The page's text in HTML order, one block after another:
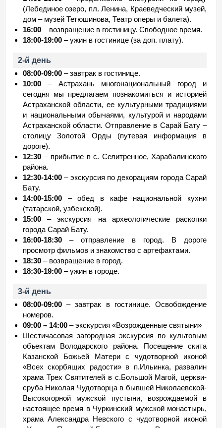
(Лебединое озеро, пл. Ленина, Краеведческий музей,
дом – музей Тетюшинова, Театр оперы и балета).
16:00 – возвращение в гостиницу. Свободное время.
18:00-19:00 – ужин в гостинице (за доп. плату).
2-й день
08:00-09:00 – завтрак в гостинице.
10:00 – Астрахань многонациональный город и
сегодня мы предлагаем познакомиться и историей
Астраханской области, ее культурными традициями
и национальными обычаями, культурой и народами
Астраханской области. Отправление в Сарай Бату –
столицу Золотой Орды (путевая информация в
дороге).
12:30 – прибытие в с. Селитренное, Харабалинского
района.
12:30-14:00 – экскурсия по декорациям города Сарай
Бату.
14:00-15:00 – обед в кафе национальной кухни
(татарской, узбекской).
15:00 – экскурсия на археологические раскопки
города Сарай Бату.
16:00-18:30 – отправление в город. В дороге
просмотр фильмов и знакомство с артефактами.
18:30 – возвращение в город.
18:30-19:00 – ужин в городе.
3-й день
08:00-09:00 – завтрак в гостинице. Освобождение
номеров.
09:00 – 14:00 – экскурсия «Возрожденные святыни»
Шестичасовая загородная экскурсия по культовым
объектам Володарского района. Посещение скита
Казанской Божьей Матери с чудотворной иконой
«Всех скорбящих радости» в п.Ильинка, развалин
храма Трех Святителей в с.Большой Магой, церкви-
сруба Николая Чудотворца в бывшей Николаевской-
Высокогорной мужской пустыни, возрождаемой в
настоящее время в Чуркинский мужской монастырь,
храма Александра Невского с чудотворной иконой